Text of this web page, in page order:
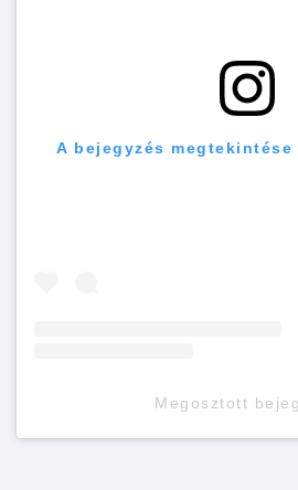
A bejegyzés megtekintése
Megosztott